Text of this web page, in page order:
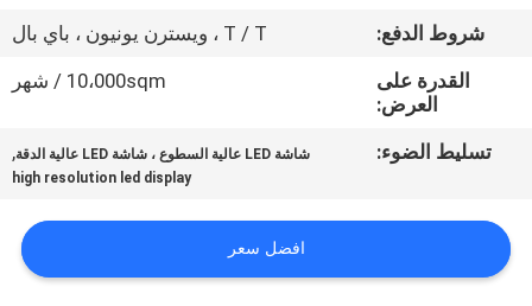
مراقبة
الجودة
أخبار
خريطة
الموقع
شروط الدفع:
T / T ، ويسترن يونيون ، باي بال
القدرة على
العرض:
10،000sqm / شهر
تسليط الضوء: شاشة LED عالية السطوع ، شاشة LED عالية الدقة ,
high resolution led display
افضل سعر